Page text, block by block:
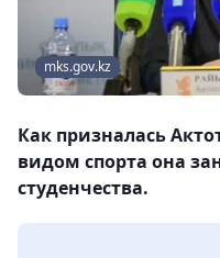
mks.gov.kz
Как призналась
видом спорта она
студенчества.